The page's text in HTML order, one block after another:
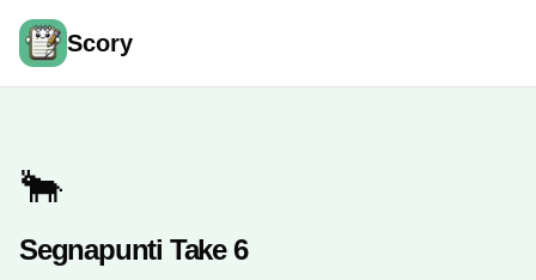
Scory
🐂
Segnapunti Take 6